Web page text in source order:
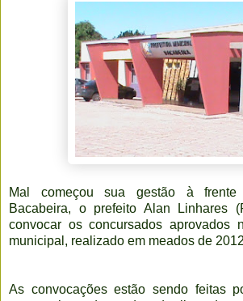
Mal começou sua gestão à
Bacabeira, o prefeito Alan Linhares
convocar os concursados aprovados
municipal, realizado em meados de
As convocações estão sendo feitas